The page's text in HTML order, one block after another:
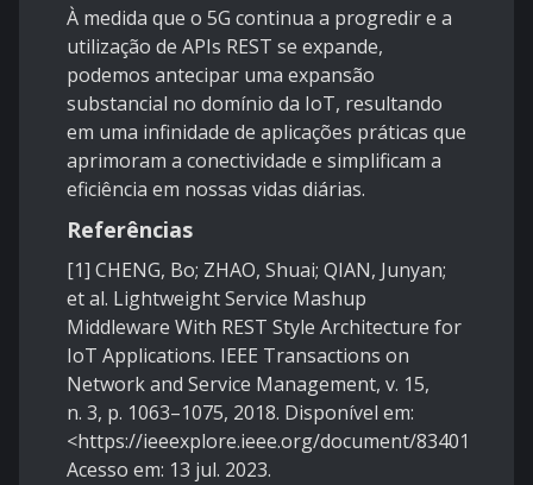
À medida que o 5G continua a progredir e a
utilização de APIs REST se expande,
podemos antecipar uma expansão
substancial no domínio da IoT, resultando
em uma infinidade de aplicações práticas que
aprimoram a conectividade e simplificam a
eficiência em nossas vidas diárias.
Referências
[1] CHENG, Bo; ZHAO, Shuai; QIAN, Junyan;
et al. Lightweight Service Mashup
Middleware With REST Style Architecture for
IoT Applications. IEEE Transactions on
Network and Service Management, v. 15,
n. 3, p. 1063–1075, 2018. Disponível em:
<https://ieeexplore.ieee.org/document/8340176/>.
Acesso em: 13 jul. 2023.